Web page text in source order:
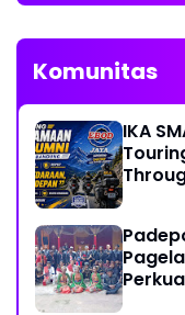
Komunitas
IKA